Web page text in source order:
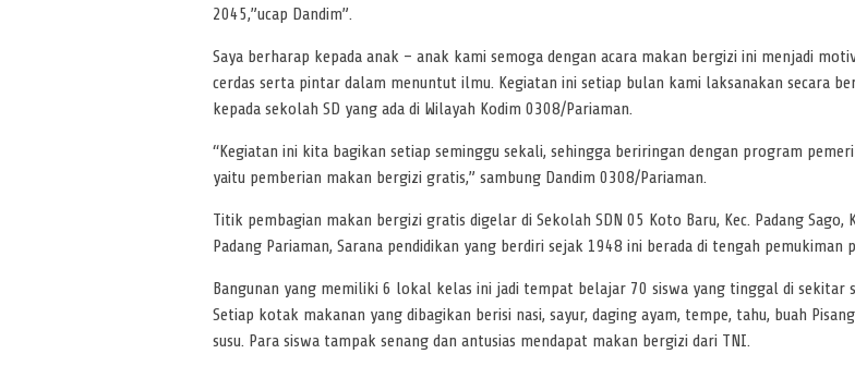
2045,”ucap Dandim”.
Saya berharap kepada anak – anak kami semoga dengan acara makan bergizi ini menjadi
cerdas serta pintar dalam menuntut ilmu. Kegiatan ini setiap bulan kami laksanakan secara
kepada sekolah SD yang ada di Wilayah Kodim 0308/Pariaman.
“Kegiatan ini kita bagikan setiap seminggu sekali, sehingga beriringan dengan program
yaitu pemberian makan bergizi gratis,” sambung Dandim 0308/Pariaman.
Titik pembagian makan bergizi gratis digelar di Sekolah SDN 05 Koto Baru, Kec. Padang Sago,
Padang Pariaman, Sarana pendidikan yang berdiri sejak 1948 ini berada di tengah pemukiman
Bangunan yang memiliki 6 lokal kelas ini jadi tempat belajar 70 siswa yang tinggal di sekitar
Setiap kotak makanan yang dibagikan berisi nasi, sayur, daging ayam, tempe, tahu, buah
susu. Para siswa tampak senang dan antusias mendapat makan bergizi dari TNI.